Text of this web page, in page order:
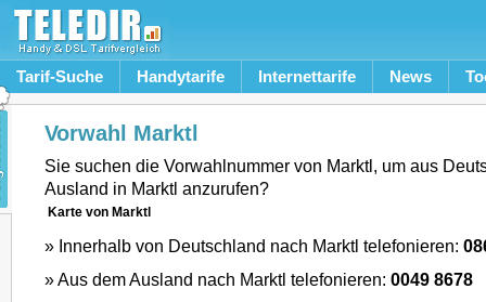
Tarif-Suche Handytarife Internettarife News
Vorwahl Marktl
Sie suchen die Vorwahlnummer von Marktl, um aus
Ausland in Marktl anzurufen?
Karte von Marktl
» Innerhalb von Deutschland nach Marktl telefonieren:
» Aus dem Ausland nach Marktl telefonieren: 0049 8678